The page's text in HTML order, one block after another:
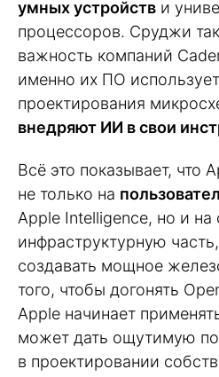
умных устройств и
процессоров. Сруджи
важность компаний
именно их ПО
проектирования
внедряют ИИ в свои
Всё это показывает, что
не только на
Apple Intelligence, но и на
инфраструктурную
создавать мощное
того, чтобы догонять
Apple начинает
может дать ощутимую
в проектировании